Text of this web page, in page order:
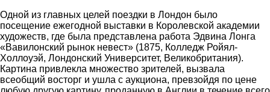
Одной из главных целей поездки в Лондон было
посещение ежегодной выставки в Королевской академии
художеств, где была представлена работа Эдвина Лонга
«Вавилонский рынок невест» (1875, Колледж Ройял-
Холлоуэй, Лондонский Университет, Великобритания).
Картина привлекла множество зрителей, вызвала
всеобщий восторг и ушла с аукциона, превзойдя по цене